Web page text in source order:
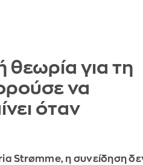
θεωρία για τη
να
όταν
Strømme, η συνείδηση